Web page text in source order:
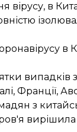
в
в
випадків
, Франції,
з
вирішила